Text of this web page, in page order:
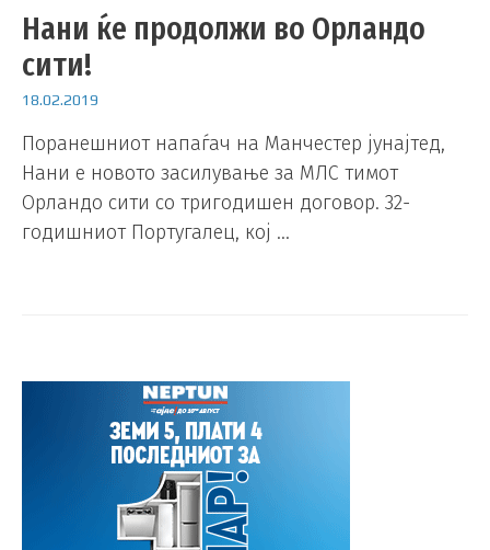
Нани ќе продолжи во Орландо
сити!
18.02.2019
Поранешниот напаѓач на Манчестер јунајтед,
Нани е новото засилување за МЛС тимот
Орландо сити со тригодишен договор. 32-
годишниот Португалец, кој …